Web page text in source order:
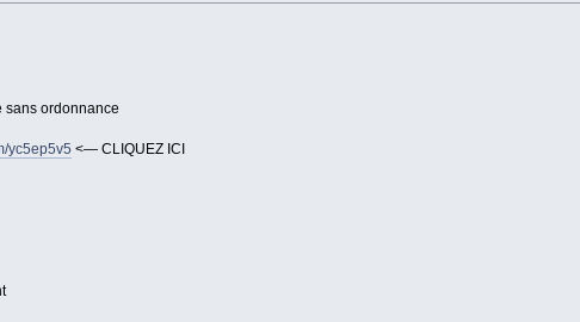
sans ordonnance
yc5ep5v5 <— CLIQUEZ ICI